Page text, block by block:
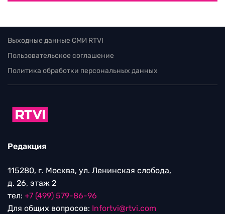
Выходные данные СМИ RTVI
Пользовательское соглашение
Политика обработки персональных данных
Редакция
115280, г. Москва, ул. Ленинская слобода,
д. 26, этаж 2
тел: +7 (499) 579-86-96
Для общих вопросов: Infortvi@rtvi.com